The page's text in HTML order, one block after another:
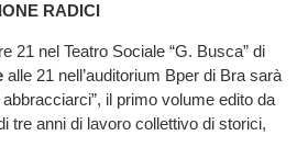
RADICI
21 nel Teatro Sociale “G. Busca” di
alle 21 nell’auditorium Bper di Bra sarà
il primo volume edito da
tre anni di lavoro collettivo di storici,